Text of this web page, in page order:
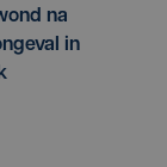
na
in